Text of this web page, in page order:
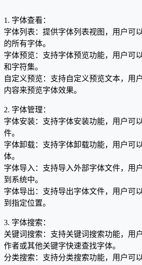
1. 字体查看：
字体列表：提供字体列表视图，用户可
的所有字体。
字体预览：支持字体预览功能，用户可
和字符集。
自定义预览：支持自定义预览文本，用
内容来预览字体效果。
2. 字体管理：
字体安装：支持字体安装功能，用户可
件。
字体卸载：支持字体卸载功能，用户可
体。
字体导入：支持导入外部字体文件，用
到系统中。
字体导出：支持导出字体文件，用户可
到指定位置。
3. 字体搜索：
关键词搜索：支持关键词搜索功能，用
作者或其他关键字快速查找字体。
分类搜索：支持分类搜索功能，用户可